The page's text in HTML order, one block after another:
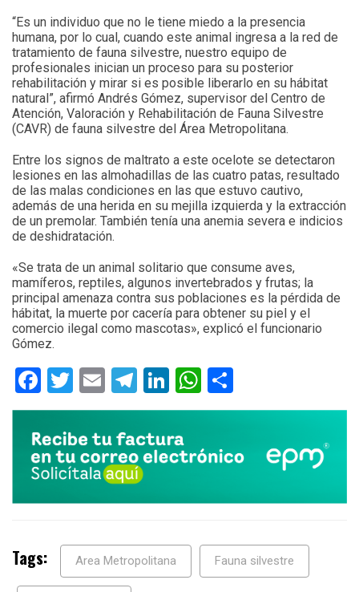
“Es un individuo que no le tiene miedo a la presencia
humana, por lo cual, cuando este animal ingresa a la red de
tratamiento de fauna silvestre, nuestro equipo de
profesionales inician un proceso para su posterior
rehabilitación y mirar si es posible liberarlo en su hábitat
natural”, afirmó Andrés Gómez, supervisor del Centro de
Atención, Valoración y Rehabilitación de Fauna Silvestre
(CAVR) de fauna silvestre del Área Metropolitana.
Entre los signos de maltrato a este ocelote se detectaron
lesiones en las almohadillas de las cuatro patas, resultado
de las malas condiciones en las que estuvo cautivo,
además de una herida en su mejilla izquierda y la extracción
de un premolar. También tenía una anemia severa e indicios
de deshidratación.
«Se trata de un animal solitario que consume aves,
mamíferos, reptiles, algunos invertebrados y frutas; la
principal amenaza contra sus poblaciones es la pérdida de
hábitat, la muerte por cacería para obtener su piel y el
comercio ilegal como mascotas», explicó el funcionario
Gómez.
Facebook
Twitter
EmailTelegram
LinkedIn
WhatsApp
Tags: Area Metropolitana Fauna silvestre